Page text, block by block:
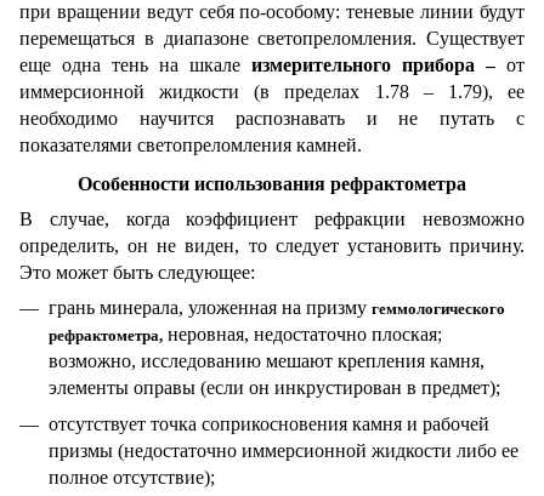
при вращении ведут себя по-особому: теневые линии будут
перемещаться в диапазоне светопреломления. Существует
еще одна тень на шкале измерительного прибора – от
иммерсионной жидкости (в пределах 1.78 – 1.79), ее
необходимо научится распознавать и не путать с
показателями светопреломления камней.
Особенности использования рефрактометра
В случае, когда коэффициент рефракции невозможно
определить, он не виден, то следует установить причину.
Это может быть следующее:
грань минерала, уложенная на призму геммологического
рефрактометра, неровная, недостаточно плоская;
возможно, исследованию мешают крепления камня,
элементы оправы (если он инкрустирован в предмет);
отсутствует точка соприкосновения камня и рабочей
призмы (недостаточно иммерсионной жидкости либо ее
полное отсутствие);